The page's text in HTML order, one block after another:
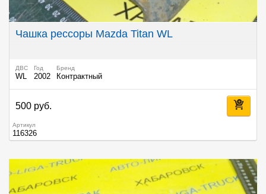
Чашка рессоры Mazda Titan WL
ДВС
WL
Год
2002
Бренд
Контрактный
500 руб.
Артикул
116326